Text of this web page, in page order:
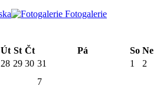
Fotogalerie
Út St Čt Pá So Ne
28 29 30 31 1
2
7